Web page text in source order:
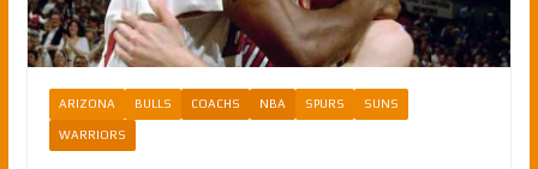
ARIZONA BULLS COACHS NBA SPURS SUNS
WARRIORS